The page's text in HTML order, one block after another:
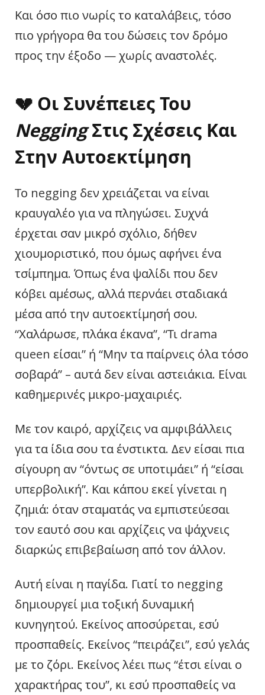
Και όσο πιο νωρίς το καταλάβεις, τόσο
πιο γρήγορα θα του δώσεις τον δρόμο
προς την έξοδο — χωρίς αναστολές.
💔 Οι Συνέπειες Του
NeggingΣτις Σχέσεις Και
Στην Αυτοεκτίμηση
Το negging δεν χρειάζεται να είναι
κραυγαλέο για να πληγώσει. Συχνά
έρχεται σαν μικρό σχόλιο, δήθεν
χιουμοριστικό, που όμως αφήνει ένα
τσίμπημα. Όπως ένα ψαλίδι που δεν
κόβει αμέσως, αλλά περνάει σταδιακά
μέσα από την αυτοεκτίμησή σου.
“Χαλάρωσε, πλάκα έκανα”, “Τι drama
queen είσαι” ή “Μην τα παίρνεις όλα τόσο
σοβαρά” – αυτά δεν είναι αστειάκια. Είναι
καθημερινές μικρο-μαχαιριές.
Με τον καιρό, αρχίζεις να αμφιβάλλεις
για τα ίδια σου τα ένστικτα. Δεν είσαι πια
σίγουρη αν “όντως σε υποτιμάει” ή “είσαι
υπερβολική”. Και κάπου εκεί γίνεται η
ζημιά: όταν σταματάς να εμπιστεύεσαι
τον εαυτό σου και αρχίζεις να ψάχνεις
διαρκώς επιβεβαίωση από τον άλλον.
Αυτή είναι η παγίδα. Γιατί το negging
δημιουργεί μια τοξική δυναμική
κυνηγητού. Εκείνος αποσύρεται, εσύ
προσπαθείς. Εκείνος “πειράζει”, εσύ γελάς
με το ζόρι. Εκείνος λέει πως “έτσι είναι ο
χαρακτήρας του”, κι εσύ προσπαθείς να